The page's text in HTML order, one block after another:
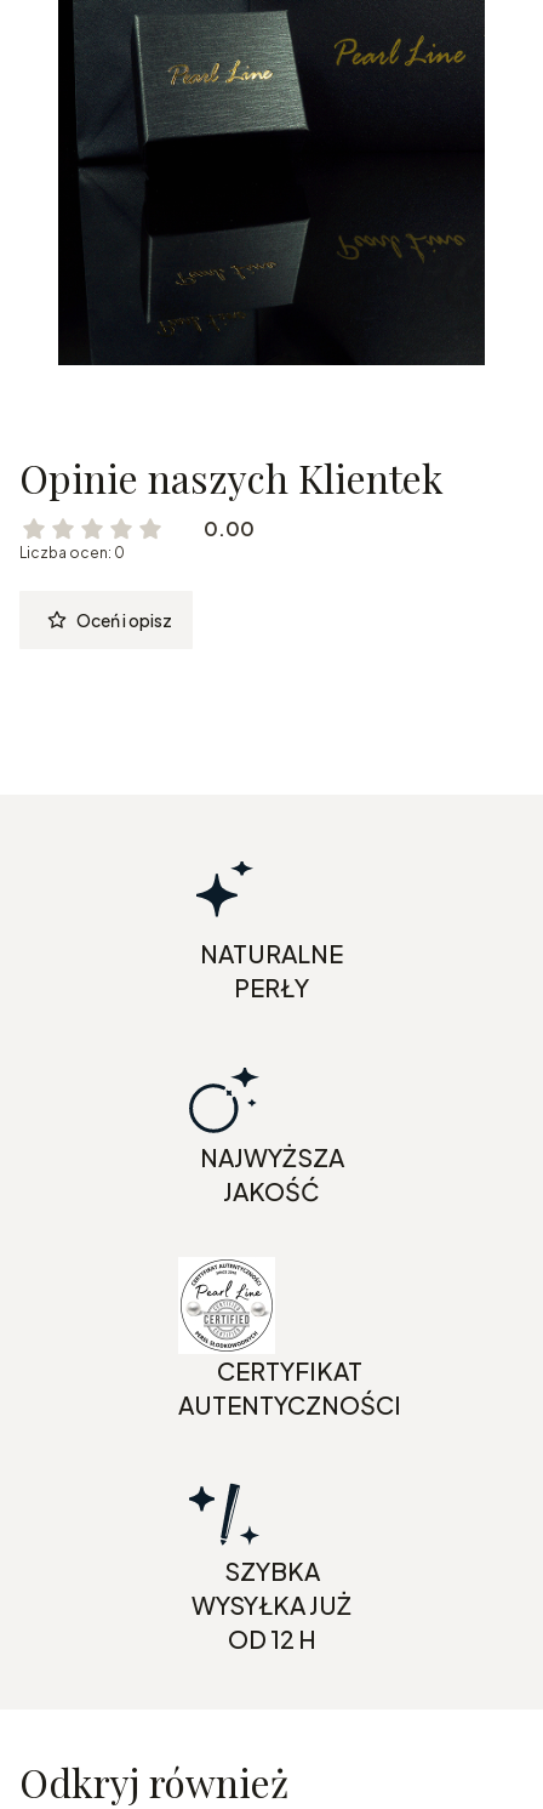
Opinie naszych Klientek
0.00
Liczba ocen: 0
Oceń i opisz
NATURALNE
PERŁY
NAJWYŻSZA
JAKOŚĆ
CERTYFIKAT
AUTENTYCZNOŚCI
SZYBKA
WYSYŁKA JUŻ
OD 12 H
Odkryj również